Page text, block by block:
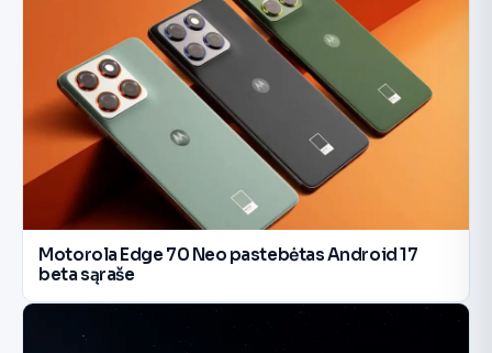
Motorola Edge 70 Neo pastebėtas Android 17
beta sąraše